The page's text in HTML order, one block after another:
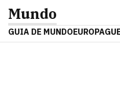
Mundo
GUIA DE MUNDOEUROPA